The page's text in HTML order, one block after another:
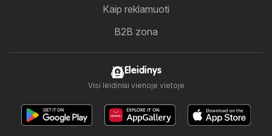
Kaip reklamuoti
B2B zona
Eleidinys
Visi leidiniai vienoje vietoje